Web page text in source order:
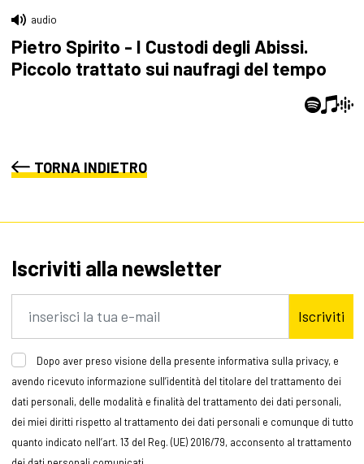
audio
Pietro Spirito - I Custodi degli Abissi.
Piccolo trattato sui naufragi del tempo
TORNA INDIETRO
Iscriviti alla newsletter
Iscriviti
Dopo aver preso visione della presente informativa sulla privacy, e
avendo ricevuto informazione sull’identità del titolare del trattamento dei
dati personali, delle modalità e finalità del trattamento dei dati personali,
dei miei diritti rispetto al trattamento dei dati personali e comunque di tutto
quanto indicato nell’art. 13 del Reg. (UE) 2016/79, acconsento al trattamento